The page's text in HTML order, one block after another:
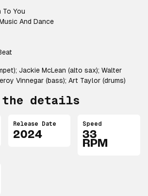
To You
And Dance
Jackie McLean (alto sax); Walter
Vinnegar (bass); Art Taylor (drums)
details
Release Date
2024
Speed
33
RPM